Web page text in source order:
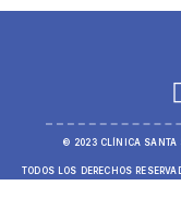
© 2023 CLÍNICA SANTA
TODOS LOS DERECHOS